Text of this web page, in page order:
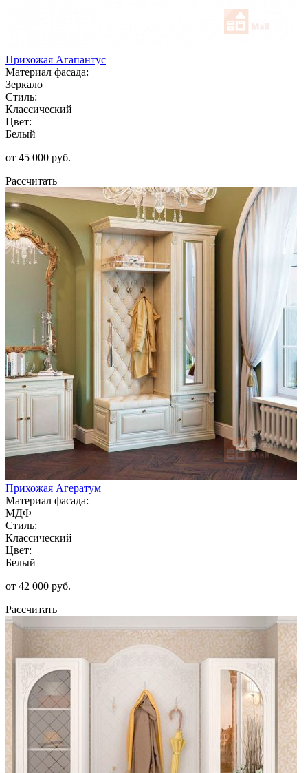
Прихожая Агапантус
Материал фасада:
Зеркало
Стиль:
Классический
Цвет:
Белый
от 45 000 руб.
Рассчитать
Прихожая Агератум
Материал фасада:
МДФ
Стиль:
Классический
Цвет:
Белый
от 42 000 руб.
Рассчитать